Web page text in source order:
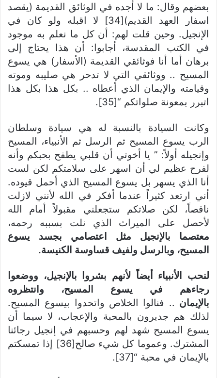
بعضهم وقال: ما لا أجده في الوثائق القديمة (يقصد
اسفار العهد القديم)[34] لا اقبله ولو كان في
الإنجيل. وحين قلت لهم: أن كل ما نعلم به موجود
في الكتب المقدسة، أجابوا: أن هذا يحتاج إلى
برهان أما أنا فوثائقي القديمة (الأسفار) هي يسوع
المسيح .. ووثائقي التي لا تدحر هي صليبه وموته
وقيامته والإيمان الذي أعطاه .. بكل هذا بكل هذا
اتبرر بمعونة صلواتكم “[35].
وكانت السيادة بالنسبة له هي سيادة وسلطان
الرب يسوع المسيح ثم الرسل ثم الأنبياء، المسيح
وإنجيله أولاً: ” يا أخوتي أن قلبي يطفح بحبكم وأنه
لفرح عظيم لي أن اسهر على سلامتكم لكن لست
أنا الذي يسهر بل يسوع المسيح الذي أحمل قيوده.
أني ارتعد كثيراً عندما أفكر في الله لأنني لازلت
ناقصاً، لكن صلاتكم ستجعلني مقبولاً أمام الله
لأحصل على الميراث الذي نلت بسببه رحمه،
معتصما بالإنجيل مثل اعتصامي بجسد يسوع
المسيح، وبالرسل ولفيف قساوسة الكنيسة.
لنحب الأنبياء أيضاً لأنهم بشروا بالإنجيل، ووضعوا
رجاءهم في يسوع المسيح، وانتظروه
بالإيمان .. فنالوا الخلاص واتحدوا بيسوع المسيح.
لذلك هم جديرون بالمحبة والإعجاب، لا سيما أن
يسوع المسيح شهد لهم وحسبهم في إنجيل رجائنا
المشترك. وعموما كل شيء صالح[36] إذا تمسكتم
بالإيمان في محبة “[37].